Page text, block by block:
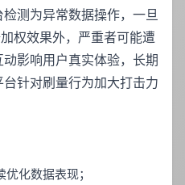
测为异常数据操作，一旦
权效果外，严重者可能遭
影响用户真实体验，长期
针对刷量行为加大打击力
化数据表现；